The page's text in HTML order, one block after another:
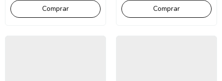
Comprar Comprar